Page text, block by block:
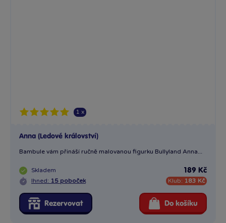
1 x
Anna (Ledové království)
Bambule vám přináší ručně malovanou figurku Bullyland Anna...
Skladem
Ihned: 15 poboček
189 Kč
Klub: 183 Kč
Rezervovat Do košíku